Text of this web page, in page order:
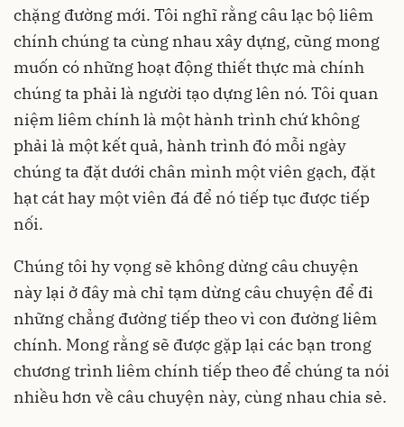
chặng đường mới. Tôi nghĩ rằng câu lạc bộ liêm
chính chúng ta cùng nhau xây dựng, cũng mong
muốn có những hoạt động thiết thực mà chính
chúng ta phải là người tạo dựng lên nó. Tôi quan
niệm liêm chính là một hành trình chứ không
phải là một kết quả, hành trình đó mỗi ngày
chúng ta đặt dưới chân mình một viên gạch, đặt
hạt cát hay một viên đá để nó tiếp tục được tiếp
nối.
Chúng tôi hy vọng sẽ không dừng câu chuyện
này lại ở đây mà chỉ tạm dừng câu chuyện để đi
những chẳng đường tiếp theo vì con đường liêm
chính. Mong rằng sẽ được gặp lại các bạn trong
chương trình liêm chính tiếp theo để chúng ta nói
nhiều hơn về câu chuyện này, cùng nhau chia sẻ.